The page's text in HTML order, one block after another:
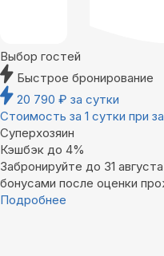
Выбор гостей
Быстрое бронирование
20 790 ₽ за сутки
Стоимость за 1 сутки при
Суперхозяин
Кэшбэк до 4%
Забронируйте до 31
бонусами после оценки
Подробнее